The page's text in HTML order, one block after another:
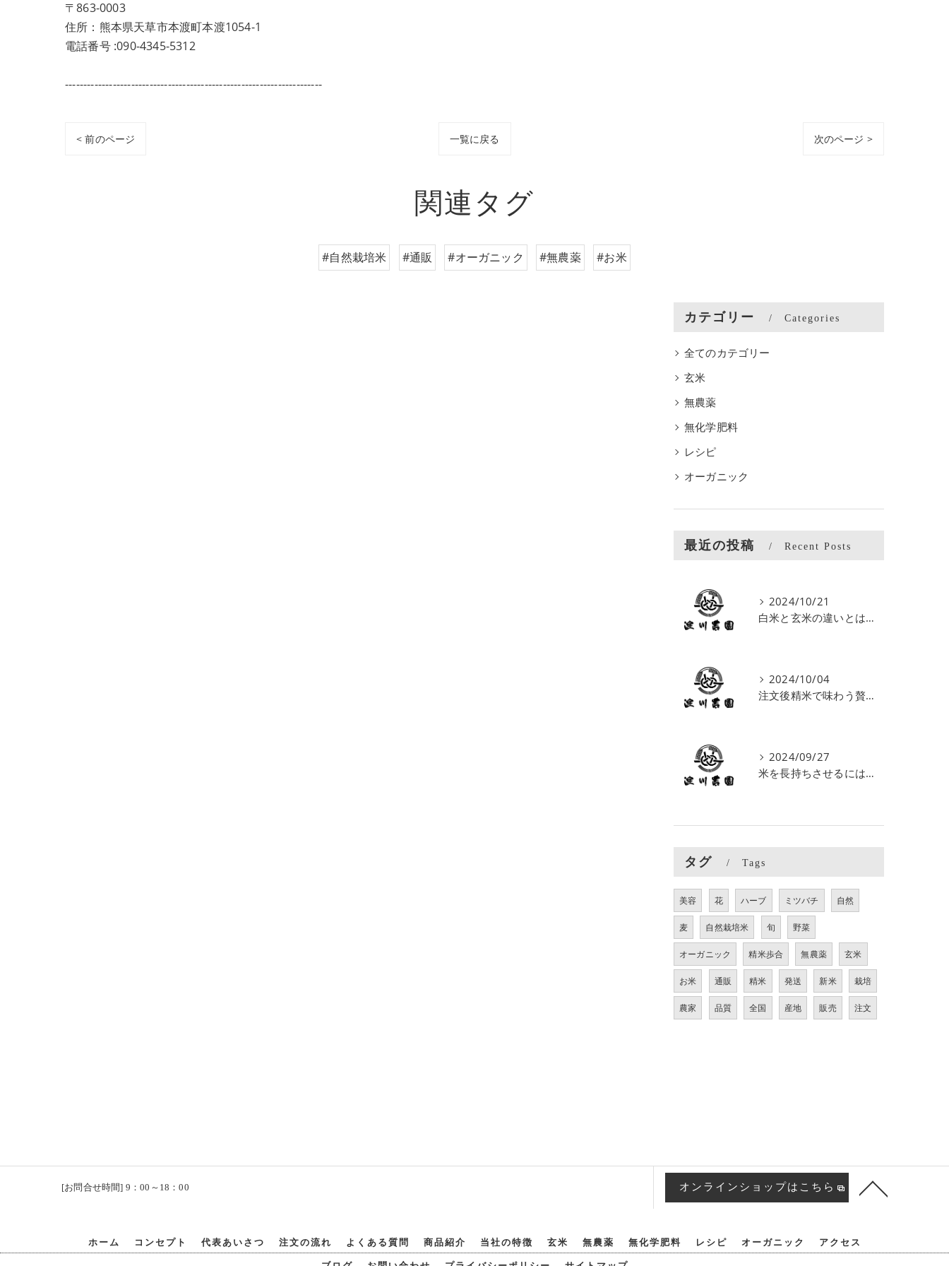
〒863-0003
住所：熊本県天草市本渡町本渡1054-1
電話番号 :090-4345-5312
----------------------------------------------------------------------
< 前のページ 一覧に戻る 次のページ >
関連タグ
#自然栽培米 #通販 #オーガニック #無農薬 #お米
カテゴリー Categories
全てのカテゴリー
玄米
無農薬
無化学肥料
レシピ
オーガニック
最近の投稿 Recent Posts
2024/10/21
白米と玄米の違いとは？栄養価と食感の決定的な差に注目！
2024/10/04
注文後精米で味わう贅沢！最高の美味しさを保つためのポイント
2024/09/27
米を長持ちさせるには？最適な保存方法と容器選びのポイント
タグ Tags
美容 花 ハーブ ミツバチ 自然
麦 自然栽培米 旬 野菜
オーガニック 精米歩合 無農薬 玄米
お米 通販 精米 発送 新米 栽培
農家 品質 全国 産地 販売 注文
[お問合せ時間] 9：00～18：00 オンラインショップはこちら
ホーム コンセプト 代表あいさつ 注文の流れ よくある質問 商品紹介 当社の特徴 玄米 無農薬 無化学肥料 レシピ オーガニック アクセス